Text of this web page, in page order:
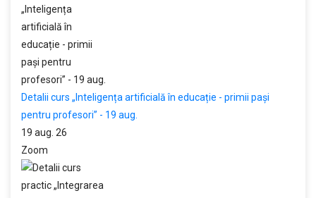
Detalii curs „Inteligența artificială în educație - primii pași
pentru profesori” - 19 aug.
19 aug. 26
Zoom